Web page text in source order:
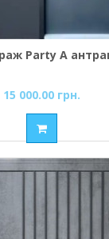
Party A
15 000.00 грн.